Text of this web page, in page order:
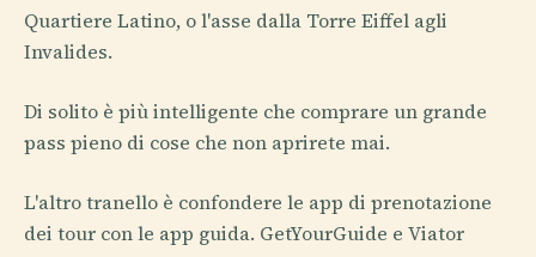
Quartiere Latino, o l'asse dalla Torre Eiffel agli
Invalides.
Di solito è più intelligente che comprare un grande
pass pieno di cose che non aprirete mai.
L'altro tranello è confondere le app di prenotazione
dei tour con le app guida. GetYourGuide e Viator